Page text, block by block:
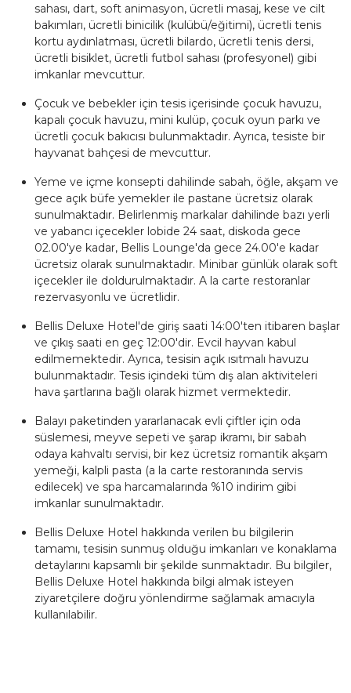
sahası, dart, soft animasyon, ücretli masaj, kese ve cilt
bakımları, ücretli binicilik (kulübü/eğitimi), ücretli tenis
kortu aydınlatması, ücretli bilardo, ücretli tenis dersi,
ücretli bisiklet, ücretli futbol sahası (profesyonel) gibi
imkanlar mevcuttur.
Çocuk ve bebekler için tesis içerisinde çocuk havuzu,
kapalı çocuk havuzu, mini kulüp, çocuk oyun parkı ve
ücretli çocuk bakıcısı bulunmaktadır. Ayrıca, tesiste bir
hayvanat bahçesi de mevcuttur.
Yeme ve içme konsepti dahilinde sabah, öğle, akşam ve
gece açık büfe yemekler ile pastane ücretsiz olarak
sunulmaktadır. Belirlenmiş markalar dahilinde bazı yerli
ve yabancı içecekler lobide 24 saat, diskoda gece
02.00'ye kadar, Bellis Lounge'da gece 24.00'e kadar
ücretsiz olarak sunulmaktadır. Minibar günlük olarak soft
içecekler ile doldurulmaktadır. A la carte restoranlar
rezervasyonlu ve ücretlidir.
Bellis Deluxe Hotel'de giriş saati 14:00'ten itibaren başlar
ve çıkış saati en geç 12:00'dir. Evcil hayvan kabul
edilmemektedir. Ayrıca, tesisin açık ısıtmalı havuzu
bulunmaktadır. Tesis içindeki tüm dış alan aktiviteleri
hava şartlarına bağlı olarak hizmet vermektedir.
Balayı paketinden yararlanacak evli çiftler için oda
süslemesi, meyve sepeti ve şarap ikramı, bir sabah
odaya kahvaltı servisi, bir kez ücretsiz romantik akşam
yemeği, kalpli pasta (a la carte restoranında servis
edilecek) ve spa harcamalarında %10 indirim gibi
imkanlar sunulmaktadır.
Bellis Deluxe Hotel hakkında verilen bu bilgilerin
tamamı, tesisin sunmuş olduğu imkanları ve konaklama
detaylarını kapsamlı bir şekilde sunmaktadır. Bu bilgiler,
Bellis Deluxe Hotel hakkında bilgi almak isteyen
ziyaretçilere doğru yönlendirme sağlamak amacıyla
kullanılabilir.